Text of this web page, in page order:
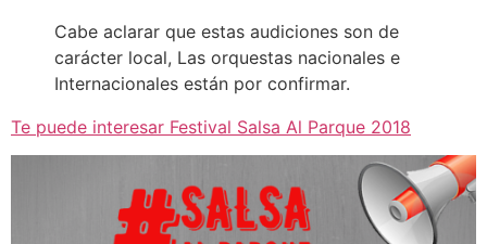
Cabe aclarar que estas audiciones son de
carácter local, Las orquestas nacionales e
Internacionales están por confirmar.
Te puede interesar Festival Salsa Al Parque 2018